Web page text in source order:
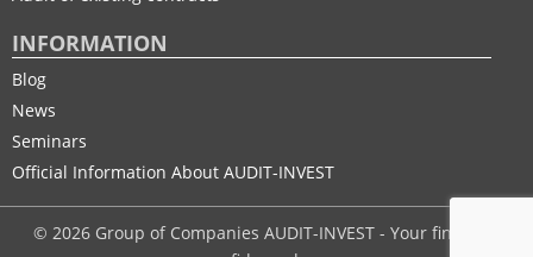
INFORMATION
Blog
News
Seminars
Official Information About AUDIT-INVEST
© 2026 Group of Companies AUDIT-INVEST - Your financial